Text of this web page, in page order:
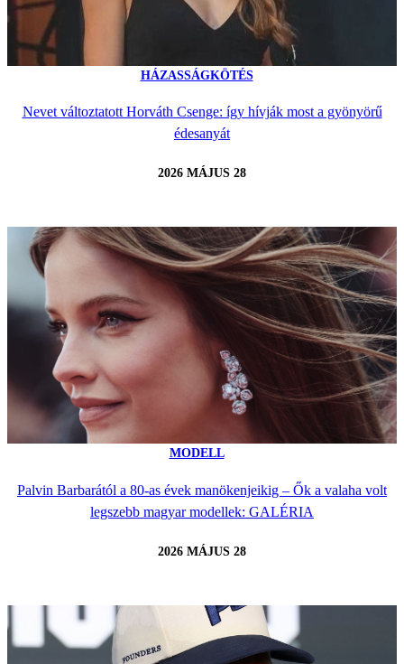
HÁZASSÁGKÖTÉS
Nevet változtatott Horváth Csenge: így hívják most a gyönyörű
édesanyát
2026 MÁJUS 28
MODELL
Palvin Barbarától a 80-as évek manökenjeikig – Ők a valaha volt
legszebb magyar modellek: GALÉRIA
2026 MÁJUS 28